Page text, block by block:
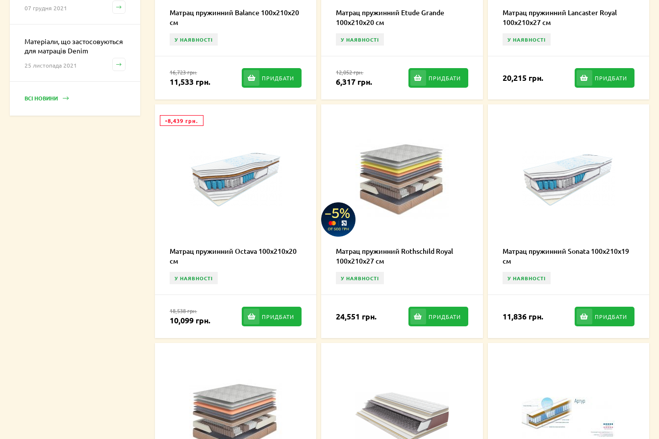
Матрац пружинний Balance 100х210х20
см
У НАЯВНОСТІ
16,723 грн.
11,533 грн. ПРИДБАТИ
Матрац пружинний Etude Grande
100х210х20 см
У НАЯВНОСТІ
12,052 грн.
6,317 грн. ПРИДБАТИ
Матрац пружинний Lancaster Royal
100х210х27 см
У НАЯВНОСТІ
20,215 грн. ПРИДБАТИ
-8,439 грн.
Матрац пружинний Octava 100х210х20
см
У НАЯВНОСТІ
18,538 грн.
10,099 грн. ПРИДБАТИ
Матрац пружинний Rothschild Royal
100х210х27 см
У НАЯВНОСТІ
24,551 грн. ПРИДБАТИ
Матрац пружинний Sonata 100х210х19
см
У НАЯВНОСТІ
11,836 грн. ПРИДБАТИ
07 грудня 2021
Матеріали, що застосовуються
для матраців Denim
25 листопада 2021
ВСІ НОВИНИ